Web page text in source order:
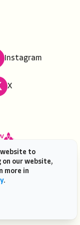
Instagram
X
rights reserved.
Florida Tourism
VISIT FLORIDA,
Office. |
website to
on our website,
more in
.